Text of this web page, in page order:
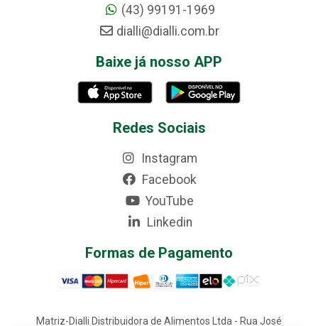
(43) 99191-1969
dialli@dialli.com.br
Baixe já nosso APP
Redes Sociais
Instagram
Facebook
YouTube
Linkedin
Formas de Pagamento
Matriz-Dialli Distribuidora de Alimentos Ltda - Rua José